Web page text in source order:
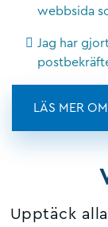
webbsida
Jag har
LÄS MER
Upptäck